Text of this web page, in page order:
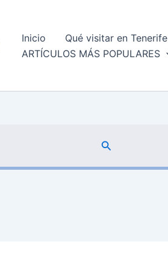
Inicio Qué visitar en Tenerife
ARTÍCULOS MÁS POPULARES
Buscar